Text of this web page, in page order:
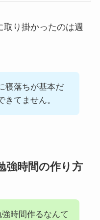
り掛かったのは週
寝落ちが基本だ
きてません。
強時間の作り方
時間作るなんて